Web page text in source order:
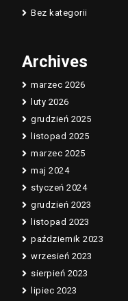
Bez kategorii
Archives
marzec 2026
luty 2026
grudzień 2025
listopad 2025
marzec 2025
maj 2024
styczeń 2024
grudzień 2023
listopad 2023
październik 2023
wrzesień 2023
sierpień 2023
lipiec 2023